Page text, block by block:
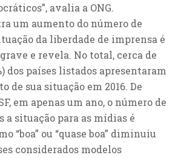
avalia a ONG.
um aumento do número de
da liberdade de imprensa é
e revela. No total, cerca de
dos países listados apresentaram
de sua situação em 2016. De
em apenas um ano, o número de
a situação para as mídias é
“boa” ou “quase boa” diminuiu
considerados modelos